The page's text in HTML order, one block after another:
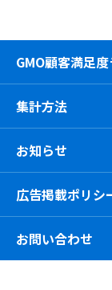
GMO顧客満足
集計方法
お知らせ
広告掲載ポリシ
お問い合わせ